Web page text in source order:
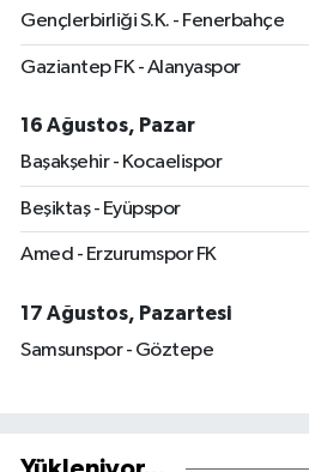
Gençlerbirliği S.K. - Fenerbahçe
Gaziantep FK - Alanyaspor
16 Ağustos, Pazar
Başakşehir - Kocaelispor
Beşiktaş - Eyüpspor
Amed - Erzurumspor FK
17 Ağustos, Pazartesi
Samsunspor - Göztepe